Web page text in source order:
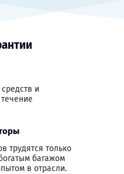
и
трудятся только
багажом
в отрасли.